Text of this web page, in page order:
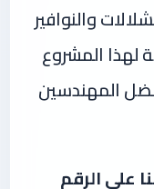
والنوافير
لهذا المشروع
المهندسين
علي الرقم